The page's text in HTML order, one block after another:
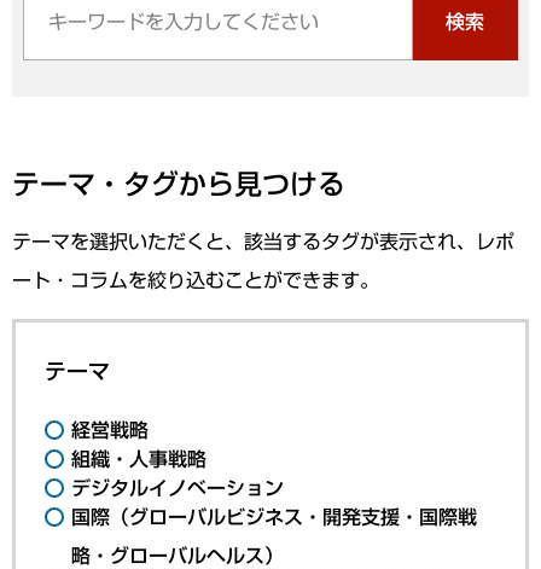
検索
テーマ・タグから見つける
テーマを選択いただくと、該当するタグが表示され、レポ
ート・コラムを絞り込むことができます。
テーマ
経営戦略
組織・人事戦略
デジタルイノベーション
国際（グローバルビジネス・開発支援・国際戦
略・グローバルヘルス）